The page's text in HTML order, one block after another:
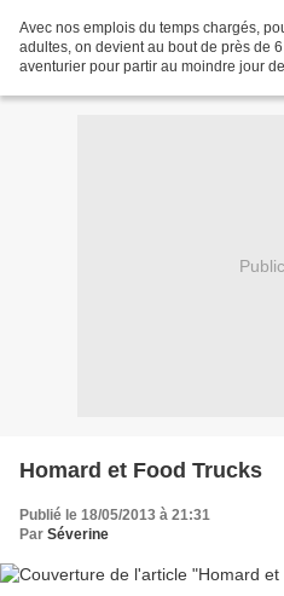
Avec nos emplois du temps chargés,
adultes, on devient au bout de près de
aventurier pour partir au moindre jour
Homard et Food Trucks
Publié le 18/05/2013 à 21:31
Par Séverine